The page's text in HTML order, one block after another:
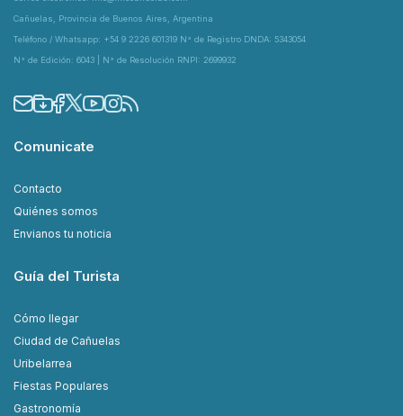
Cañuelas, Provincia de Buenos Aires, Argentina
Teléfono / Whatsapp: +54 9 2226 601319 N° de Registro DNDA: 5343054
N° de Edición: 6043 | N° de Resolución RNPI: 2699932
Comunicate
Contacto
Quiénes somos
Envianos tu noticia
Guía del Turista
Cómo llegar
Ciudad de Cañuelas
Uribelarrea
Fiestas Populares
Gastronomía